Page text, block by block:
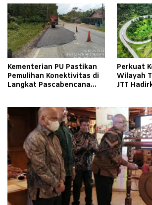
Kementerian PU Pastikan
Pemulihan Konektivitas di
Langkat Pascabencana
Perkuat
Wilayah
JTT